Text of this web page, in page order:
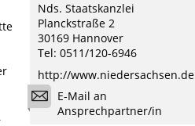
Nds. Staatskanzlei
Planckstraße 2
30169 Hannover
Tel: 0511/120-6946
http://www.niedersachsen.de
E-Mail an
Ansprechpartner/in